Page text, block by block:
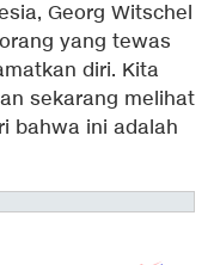
Georg Witschel
yang tewas
diri. Kita
sekarang melihat
bahwa ini adalah